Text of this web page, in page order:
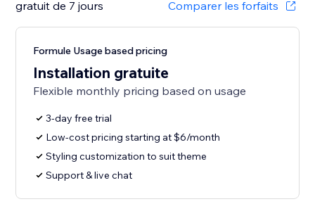
gratuit de 7 jours
Comparer les forfaits
Formule Usage based pricing
Installation gratuite
Flexible monthly pricing based on usage
3-day free trial
Low-cost pricing starting at $6/month
Styling customization to suit theme
Support & live chat